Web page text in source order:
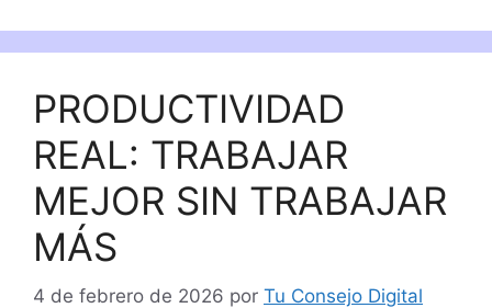
PRODUCTIVIDAD
REAL: TRABAJAR
MEJOR SIN TRABAJAR
MÁS
4 de febrero de 2026 por Tu Consejo Digital